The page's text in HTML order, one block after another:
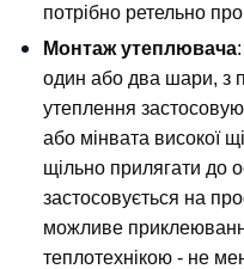
потрібно ретельно
Монтаж утеплювача
один або два шари, з
утеплення
або мінвата високої
щільно прилягати до
застосовується на
можливе
теплотехнікою - не